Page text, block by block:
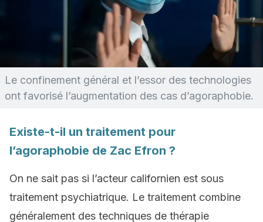
Le confinement général et l’essor des technologies
ont favorisé l’augmentation des cas d’agoraphobie.
Existe-t-il un traitement pour
l’agoraphobie de Zac Efron ?
On ne sait pas si l’acteur californien est sous
traitement psychiatrique. Le traitement combine
généralement des techniques de thérapie